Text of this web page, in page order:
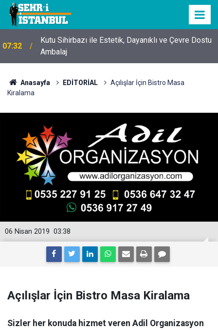
07:32
Kutu Sihirbazı ile Estetik, Dayanıklı ve Çevre Dostu
Ambalaj
Anasayfa EDİTORİAL
Açılışlar İçin Bistro Masa
Kiralama
03:38
06 Nisan 2019
Açılışlar İçin Bistro Masa Kiralama
Sizler her konuda hizmet veren Adil Organizasyon